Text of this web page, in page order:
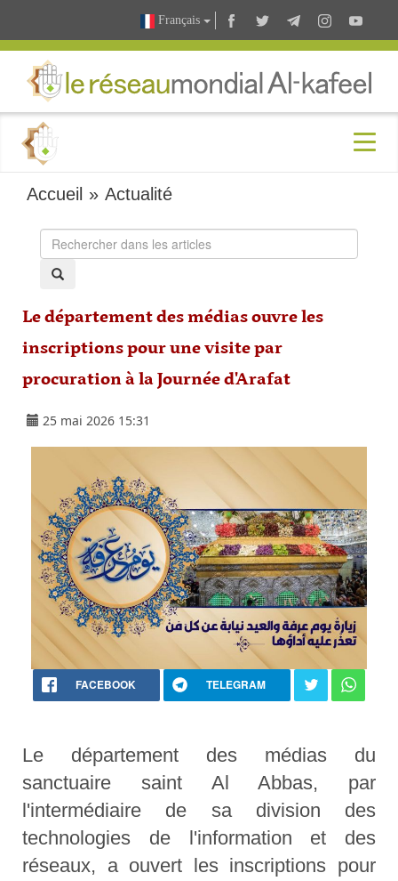
Français
Accueil »Actualité
Le département des médias ouvre les
inscriptions pour une visite par
procuration à la Journée d'Arafat
25 mai 2026 15:31
FACEBOOK TELEGRAM
Le département des médias du
sanctuaire saint Al Abbas, par
l'intermédiaire de sa division des
technologies de l'information et des
réseaux, a ouvert les inscriptions pour